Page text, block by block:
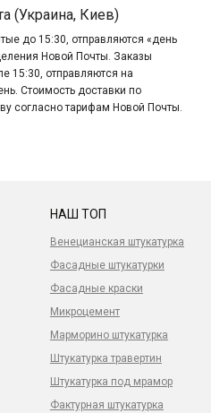
(Украина, Киев)
до 15:30, отправляются «день
Новой Почты. Заказы
15:30, отправляются на
Стоимость доставки по
согласно тарифам Новой Почты.
НАШ ТОП
Венецианская штукатурка
Фасадные штукатурки
Фасадные краски
Микроцемент
Марморино штукатурка
Штукатурка травертин
Штукатурка под мрамор
Фактурная штукатурка